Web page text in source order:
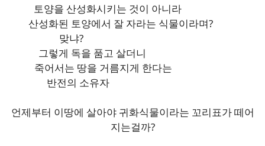
토양을 산성화시키는 것이 아니라
산성화된 토양에서 잘 자라는 식물이라며?
맞냐?
그렇게 독을 품고 살더니
죽어서는 땅을 거름지게 한다는
반전의 소유자
언제부터 이땅에 살아야 귀화식물이라는 꼬리표가 떼어
지는걸까?